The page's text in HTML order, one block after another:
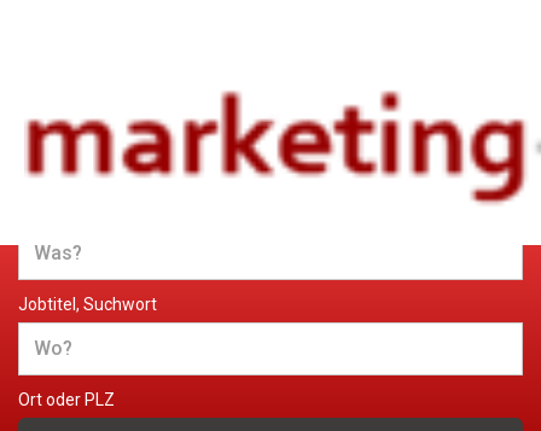
Jobs und Stellenangebote im
Marketing
Jobtitel, Suchwort
Ort oder PLZ